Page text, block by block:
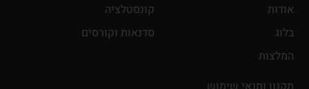
אודות
בלוג
המלצות
קונסטלציה
סדנאות וקורסים